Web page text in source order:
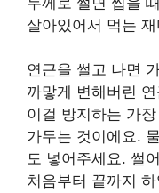
살아있어서 먹는
연근을 썰고 나면
까맣게 변해버린
이걸 방지하는 가
가두는 것이에요.
도 넣어주세요. 썰
처음부터 끝까지